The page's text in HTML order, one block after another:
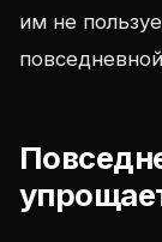
им не